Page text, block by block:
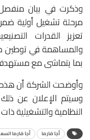
وذكرت في بيان منفصل
مرحلة تشغيل أولية
تعزيز القدرات
والمساهمة في توطين
بما يتماشى مع مستهدفات
وأوضحت الشركة أن هذه
وسيتم الإعلان عن
النظامية والتشغيلية
أجا فارما أجا فارما